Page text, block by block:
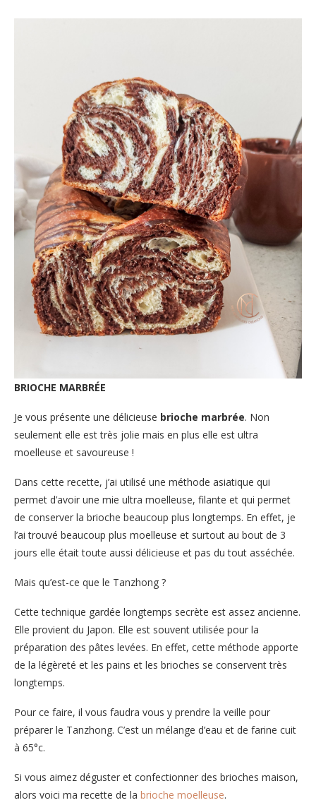
BRIOCHE MARBRÉE
Je vous présente une délicieuse brioche marbrée. Non
seulement elle est très jolie mais en plus elle est ultra
moelleuse et savoureuse !
Dans cette recette, j’ai utilisé une méthode asiatique qui
permet d’avoir une mie ultra moelleuse, filante et qui permet
de conserver la brioche beaucoup plus longtemps. En effet, je
l’ai trouvé beaucoup plus moelleuse et surtout au bout de 3
jours elle était toute aussi délicieuse et pas du tout asséchée.
Mais qu’est-ce que le Tanzhong ?
Cette technique gardée longtemps secrète est assez ancienne.
Elle provient du Japon. Elle est souvent utilisée pour la
préparation des pâtes levées. En effet, cette méthode apporte
de la légèreté et les pains et les brioches se conservent très
longtemps.
Pour ce faire, il vous faudra vous y prendre la veille pour
préparer le Tanzhong. C’est un mélange d’eau et de farine cuit
à 65°c.
Si vous aimez déguster et confectionner des brioches maison,
alors voici ma recette de la brioche moelleuse.